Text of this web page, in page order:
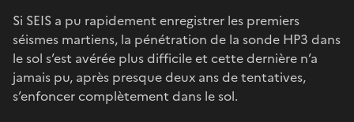
Si SEIS a pu rapidement enregistrer les premiers
séismes martiens, la pénétration de la sonde HP3 dans
le sol s’est avérée plus difficile et cette dernière n’a
jamais pu, après presque deux ans de tentatives,
s’enfoncer complètement dans le sol.